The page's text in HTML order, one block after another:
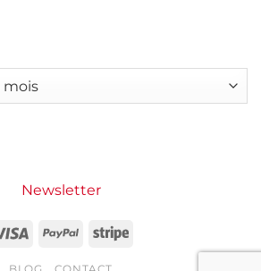
Newsletter
Visa PayPal Stripe